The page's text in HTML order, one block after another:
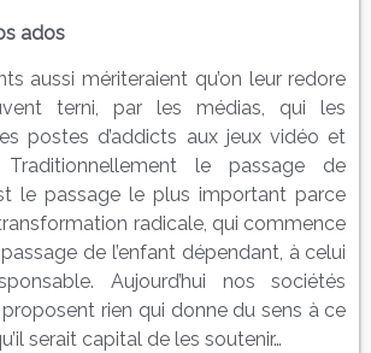
ados
aussi mériteraient qu’on leur redore
terni, par les médias, qui les
postes d’addicts aux jeux vidéo et
le passage de
le passage le plus important parce
transformation radicale, qui commence
de l’enfant dépendant, à celui
Aujourd’hui nos sociétés
rien qui donne du sens à ce
serait capital de les soutenir…